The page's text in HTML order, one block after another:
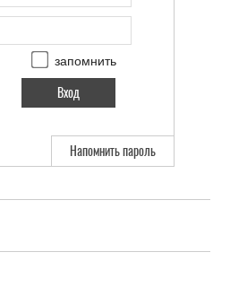
запомнить
Напомнить пароль